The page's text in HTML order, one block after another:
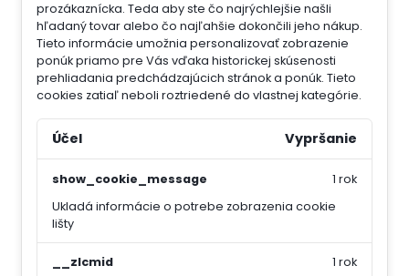
prozákaznícka. Teda aby ste čo najrýchlejšie našli
hľadaný tovar alebo čo najľahšie dokončili jeho nákup.
Tieto informácie umožnia personalizovať zobrazenie
ponúk priamo pre Vás vďaka historickej skúsenosti
prehliadania predchádzajúcich stránok a ponúk. Tieto
cookies zatiaľ neboli roztriedené do vlastnej kategórie.
Účel Vypršanie
show_cookie_message
Ukladá informácie o potrebe zobrazenia cookie
lišty
1 rok
__zlcmid
1 rok